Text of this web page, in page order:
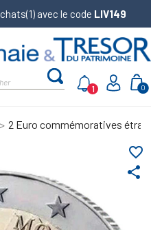
avec le code LIV149
0
1
2 Euro commémoratives
share
favorite_border